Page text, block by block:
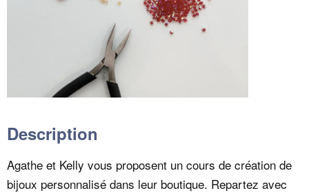
Description
Agathe et Kelly vous proposent un cours de création de
bijoux personnalisé dans leur boutique. Repartez avec